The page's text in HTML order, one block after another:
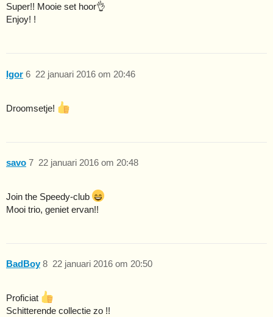
Super!! Mooie set hoor👌
Enjoy! !
Igor 22 januari 2016 om 20:46
6
Droomsetje!
savo 22 januari 2016 om 20:48
7
Join the Speedy-club
Mooi trio, geniet ervan!!
BadBoy 22 januari 2016 om 20:50
8
Proficiat
Schitterende collectie zo !!